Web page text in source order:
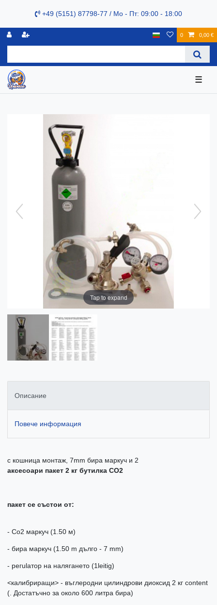
+49 (5151) 87798-77 / Mo - Пт: 09:00 - 18:00
0 0,00 €
☰
Tap to expand
Описание
Повече информация
с кошница монтаж, 7mm бира маркуч и 2
аксесоари пакет 2 кг бутилка СО2
пакет се състои от:
- Co2 маркуч (1.50 м)
- бира маркуч (1.50 m дълго - 7 mm)
- регulатор на налягането (1leitig)
<калибриращи> - въглеродни цилиндрови диоксид 2 кг content
(. Достатъчно за около 600 литра бира)